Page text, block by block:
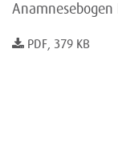
PDF, 379 KB